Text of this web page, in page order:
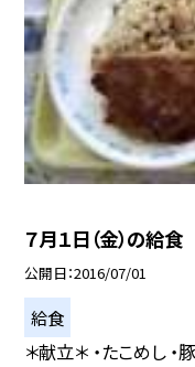
７月１日（金）の給食
公開日 2016/07/01
給食
＊献立＊ ・たこめし